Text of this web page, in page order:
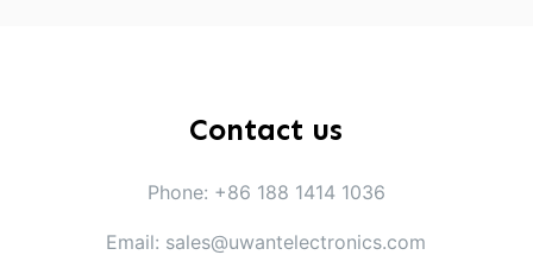
Contact us
Phone: +86 188 1414 1036
Email: sales@uwantelectronics.com